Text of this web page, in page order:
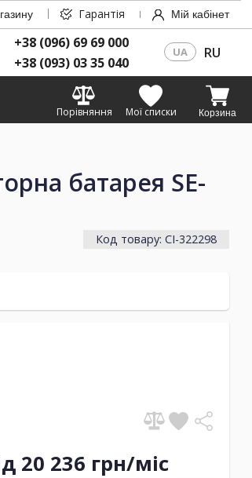
Гарантія Мій кабінет
+38 (096) 69 69 000
+38 (093) 03 35 040
UA RU
Порівняння
Мої списки Корзина
батарея SE-
Код товару: CI-322298
20 236 грн/міс